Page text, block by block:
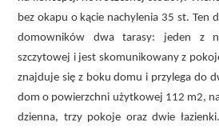
bez okapu o kącie nachylenia 35 st. Ten
domowników dwa tarasy: jeden z
szczytowej i jest skomunikowany z
znajduje się z boku domu i przylega do
dom o powierzchni użytkowej 112 m2,
dzienna, trzy pokoje oraz dwie